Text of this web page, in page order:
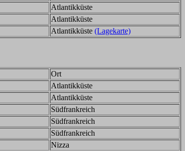
Atlantikküste
Atlantikküste
Atlantikküste (Lagekarte)
Ort
Atlantikküste
Atlantikküste
Südfrankreich
Südfrankreich
Südfrankreich
Nizza